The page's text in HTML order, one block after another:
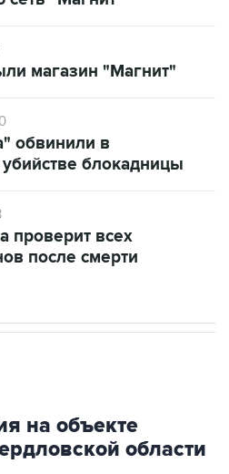
блокадницы
после смерти
на объекте
области